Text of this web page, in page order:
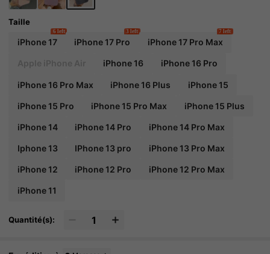
Taille
iPhone 17
6 left
iPhone 17 Pro
3 left
iPhone 17 Pro Max
7 left
iPhone 16 iPhone 16 Pro
iPhone 16 Pro Max iPhone 16 Plus iPhone 15
iPhone 15 Pro iPhone 15 Pro Max iPhone 15 Plus
iPhone 14 iPhone 14 Pro iPhone 14 Pro Max
Iphone 13 IPhone 13 pro iPhone 13 Pro Max
iPhone 12 iPhone 12 Pro iPhone 12 Pro Max
iPhone 11
Quantité(s):